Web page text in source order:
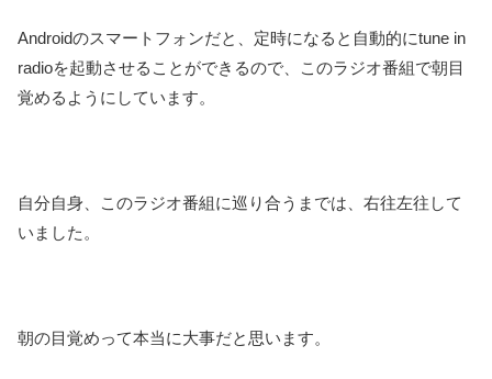
Androidのスマートフォンだと、定時になると自動的にtune in
radioを起動させることができるので、このラジオ番組で朝目
覚めるようにしています。
自分自身、このラジオ番組に巡り合うまでは、右往左往して
いました。
朝の目覚めって本当に大事だと思います。